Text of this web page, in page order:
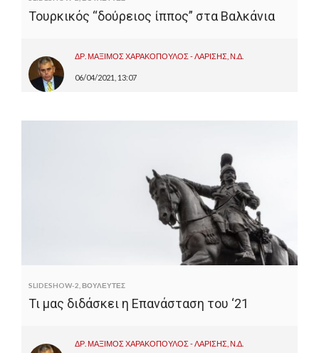
Τουρκικός “δούρειος ίππος” στα Βαλκάνια
ΔΡ. ΜΑΞΙΜΟΣ ΧΑΡΑΚΟΠΟΥΛΟΣ - ΛΑΡΙΣΗΣ, Ν.Δ.
06/04/2021, 13:07
SLIDESHOW-2,ΒΟΥΛΕΥΤΕΣ
Τι μας διδάσκει η Επανάσταση του ‘21
ΔΡ. ΜΑΞΙΜΟΣ ΧΑΡΑΚΟΠΟΥΛΟΣ - ΛΑΡΙΣΗΣ, Ν.Δ.